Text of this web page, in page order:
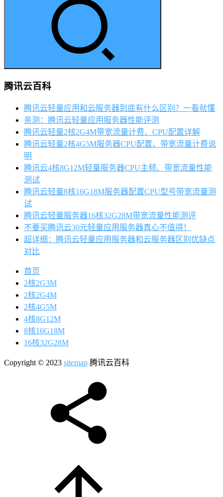
腾讯云百科
腾讯云轻量应用和云服务器到底有什么区别？一看就懂
亲测：腾讯云轻量应用服务器性能评测
腾讯云轻量2核2G4M带宽流量计费、CPU配置详解
腾讯云轻量2核4G5M服务器CPU配置、带宽流量计费说
明
腾讯云4核8G12M轻量服务器CPU主频、带宽流量性能
测试
腾讯云轻量8核16G18M服务器配置CPU型号带宽流量测
试
腾讯云轻量服务器16核32G28M带宽流量性能测评
不要买腾讯云30元轻量应用服务器真心不值得！
超详细：腾讯云轻量应用服务器和云服务器区别优缺点
对比
首页
2核2G3M
2核2G4M
2核4G5M
4核8G12M
8核16G18M
16核32G28M
Copyright © 2023 sitemap 腾讯云百科